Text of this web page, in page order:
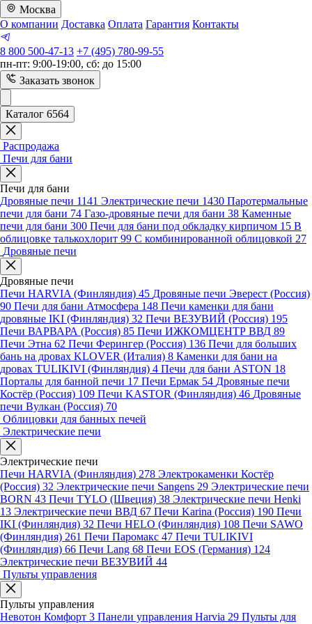
Москва
О компании Доставка Оплата Гарантия Контакты
8 800 500-47-13 +7 (495) 780-99-55
пн-пт: 9:00-19:00, сб: до 15:00
Заказать звонок
Каталог 6564
Распродажа
Печи для бани
Печи для бани
Дровяные печи 1141 Электрические печи 1430 Паротермальные
печи для бани 74 Газо-дровяные печи для бани 38 Каменные
печи для бани 300 Печи для бани под обкладку кирпичом 15 В
облицовке талькохлорит 99 С комбинированной облицовкой 27
Дровяные печи
Дровяные печи
Печи HARVIA (Финляндия) 45 Дровяные печи Эверест (Россия)
90 Печи для бани Атмосфера 148 Печи каменки для бани
дровяные IKI (Финляндия) 32 Печи ВЕЗУВИЙ (Россия) 195
Печи ВАРВАРА (Россия) 85 Печи ИЖКОМЦЕНТР ВВД 89
Печи Этна 62 Печи Ферингер (Россия) 136 Печи для больших
бань на дровах KLOVER (Италия) 8 Каменки для бани на
дровах TULIKIVI (Финляндия) 4 Печи для бани ASTON 18
Порталы для банной печи 17 Печи Ермак 54 Дровяные печи
Костёр (Россия) 109 Печи KASTOR (Финляндия) 46 Дровяные
печи Вулкан (Россия) 70
Облицовки для банных печей
Электрические печи
Электрические печи
Печи HARVIA (Финляндия) 278 Электрокаменки Костёр
(Россия) 32 Электрические печи Sangens 29 Электрические печи
BORN 43 Печи TYLO (Швеция) 38 Электрические печи Henki
13 Электрические печи ВВД 67 Печи Karina (Россия) 190 Печи
IKI (Финляндия) 32 Печи HELO (Финляндия) 108 Печи SAWO
(Финляндия) 261 Печи Паромакс 47 Печи TULIKIVI
(Финляндия) 66 Печи Lang 68 Печи EOS (Германия) 124
Электрические печи ВЕЗУВИЙ 44
Пульты управления
Пульты управления
Невотон Комфорт 3 Панели управления Harvia 29 Пульты для